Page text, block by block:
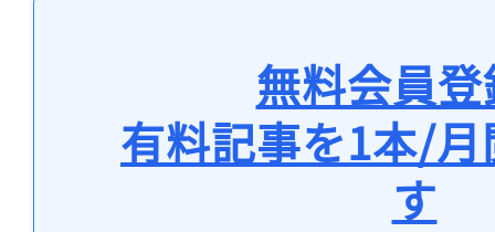
無料会員
有料記事を1本/
す